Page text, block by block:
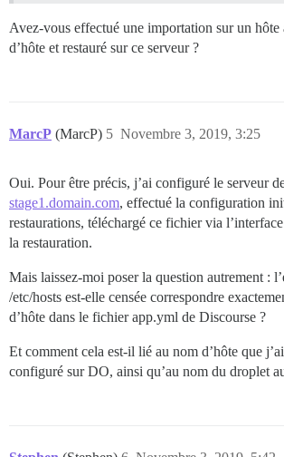
Avez-vous effectué une importation sur un hôte
d’hôte et restauré sur ce serveur ?
MarcP (MarcP) Novembre 3, 2019, 3:25
5
Oui. Pour être précis, j’ai configuré le serveur
stage1.domain.com, effectué la configuration
restaurations, téléchargé ce fichier via
la restauration.
Mais laissez-moi poser la question autrement :
/etc/hosts est-elle censée correspondre
d’hôte dans le fichier app.yml de Discourse ?
Et comment cela est-il lié au nom d’hôte que
configuré sur DO, ainsi qu’au nom du droplet